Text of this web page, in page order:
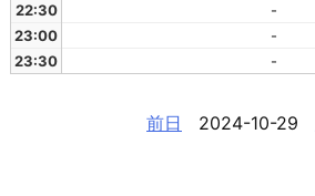
22:30
-
23:00
-
23:30
-
前日 2024-10-29